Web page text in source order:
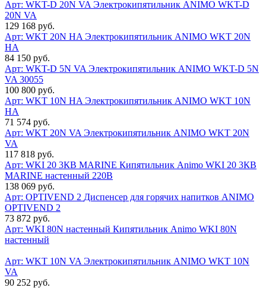
Арт: WKT-D 20N VA Электрокипятильник ANIMO WKT-D
20N VA
129 168 руб.
Арт: WKT 20N HA Электрокипятильник ANIMO WKT 20N
HA
84 150 руб.
Арт: WKT-D 5N VA Электрокипятильник ANIMO WKT-D 5N
VA 30055
100 800 руб.
Арт: WKT 10N HA Электрокипятильник ANIMO WKT 10N
HA
71 574 руб.
Арт: WKT 20N VA Электрокипятильник ANIMO WKT 20N
VA
117 818 руб.
Арт: WKI 20 3КВ MARINE Кипятильник Animo WKI 20 3КВ
MARINE настенный 220В
138 069 руб.
Арт: OPTIVEND 2 Диспенсер для горячих напитков ANIMO
OPTIVEND 2
73 872 руб.
Арт: WKI 80N настенный Кипятильник Animo WKI 80N
настенный
Арт: WKT 10N VA Электрокипятильник ANIMO WKT 10N
VA
90 252 руб.